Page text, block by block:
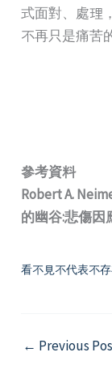
式面對、處理
不再只是痛苦
參考資料
Robert A.
的幽谷:悲傷因
看不見不代表不
← Previous